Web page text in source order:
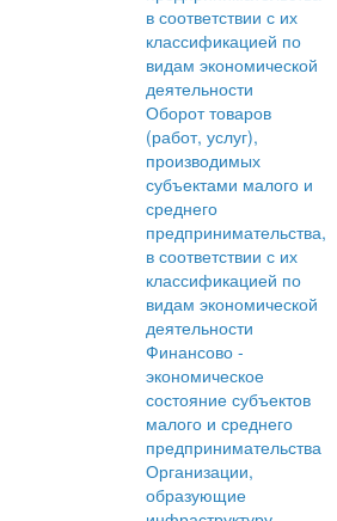
в соответствии с их
классификацией по
видам экономической
деятельности
Оборот товаров
(работ, услуг),
производимых
субъектами малого и
среднего
предпринимательства,
в соответствии с их
классификацией по
видам экономической
деятельности
Финансово -
экономическое
состояние субъектов
малого и среднего
предпринимательства
Организации,
образующие